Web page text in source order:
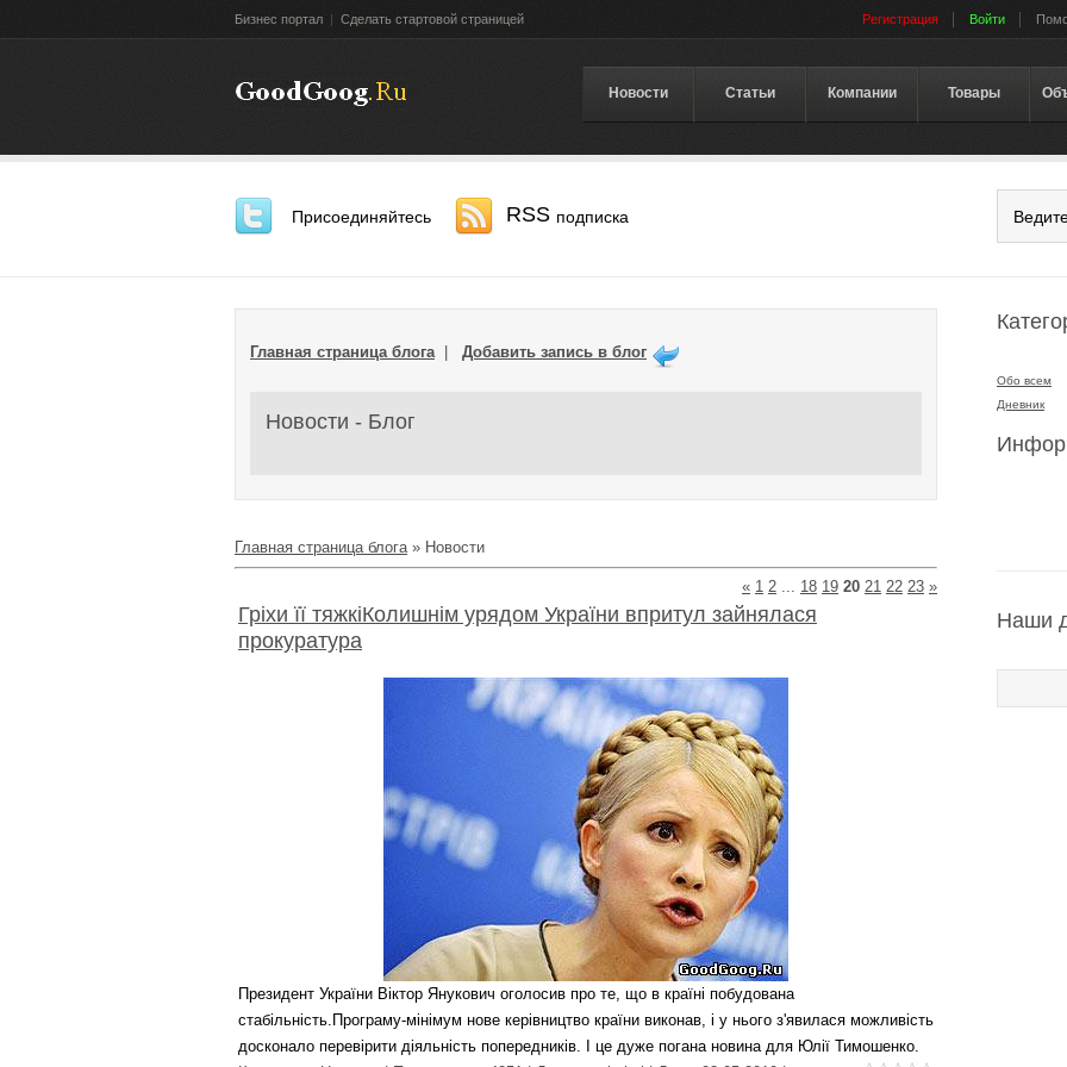
Бизнес портал | Сделать стартовой страницей Регистрация Войти
Новости Статьи Компании Товары
Присоединяйтесь RSS подписка
Главная страница блога| Добавить запись в блог
Новости - Блог
Главная страница блога» Новости
« 1 2 ... 18 19 20 21 22 23 »
Гріхи її тяжкіКолишнім урядом України впритул зайнялася
прокуратура
Президент України Віктор Янукович оголосив про те, що в країні побудована
стабільність. Програму-мінімум нове керівництво країни виконав, і у нього з'явилася можливість
досконало перевірити діяльність попередників.
І це дуже погана новина для Юлії Тимошенко.
Обо всем
Дневник
Наши